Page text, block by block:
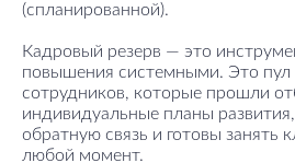
(спланированной).
Кадровый резерв — это
повышения системными. Это пул
сотрудников, которые прошли
индивидуальные планы
обратную связь и готовы занять
любой момент.